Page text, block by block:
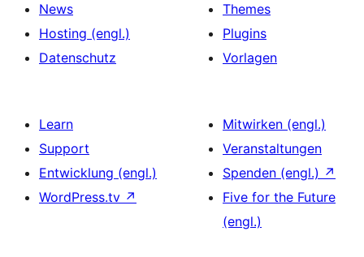
News
Hosting (engl.)
Datenschutz
Themes
Plugins
Vorlagen
Learn
Support
Entwicklung (engl.)
WordPress.tv ↗
Mitwirken (engl.)
Veranstaltungen
Spenden (engl.) ↗
Five for the Future
(engl.)